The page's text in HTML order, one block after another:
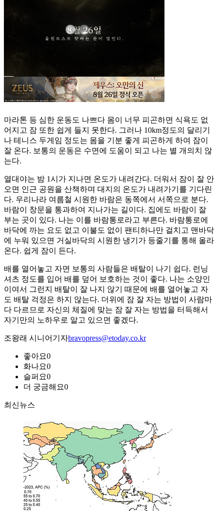
마라톤 등 심한 운동도 나쁘다 몸이 너무 피곤하면 식욕도 없
어지고 잠 또한 쉽게 들지 못한다. 그러나 10km정도의 달리기
나 테니스 두게임 정도는 몸을 기분 좋게 피곤하게 하여 잠이
잘 온다. 보통의 운동은 수면에 도움이 되고 나는 별 개의치 않
는다.
열대야는 밤 1시가 지나면 온도가 내려간다. 더워서 잠이 잘 안
오면 인근 공원을 산책하며 대지의 온도가 내려가기를 기다린
다. 우리나라 여름철 시원한 바람은 동쪽에서 서쪽으로 분다.
바람이 창문을 통과하여 지나가는 길이다. 집에도 바람이 잘
부는 곳이 있다. 나는 이를 바람통로라고 부른다. 바람통로에
바닥에 까는 요도 없고 이불도 없이 팬티하나만 걸치고 맨바닥
에 누워 있으면 거실바닥의 시원한 냉기가 등줄기를 통해 올라
온다. 쉽게 잠이 든다.
배를 열어놓고 자면 보통의 사람들은 배탈이 나기 쉽다. 런닝
셔츠 정도를 입어 배를 덮어 보호하는 것이 좋다. 나는 소양인
이여서 그런지 배탈이 잘 나지 않기 때문에 배를 열어놓고 자
도 배탈 걱정은 하지 않는다. 더위에 잠 잘 자는 방법이 사람마
다 다르므로 자신의 체질에 맞는 잠 잘 자는 방법을 터득해서
자기만의 노하우로 알고 있으면 좋겠다.
조왕래 시니어기자bravopress@etoday.co.kr
좋아요0
화나요0
슬퍼요0
더 궁금해요0
최신뉴스